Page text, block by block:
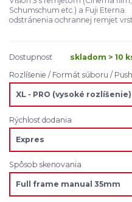
Schumschum etc.) a Fuji
odstránenia ochrannej remjet
Dostupnosť
skladom > 10
Rozlíšenie / Formát súboru /
Rýchlosť dodania
Spôsob skenovania